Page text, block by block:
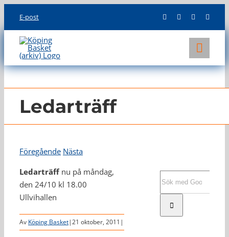
content
E-post
KLUBBEN
LAG
INFO
Ledarträff
Föregående Nästa
Ledarträffnu på måndag,
den 24/10 kl 18.00
Ullvihallen
Av Köping Basket|21 oktober, 2011 |